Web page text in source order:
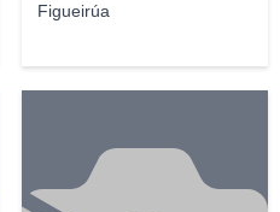
Figueirúa